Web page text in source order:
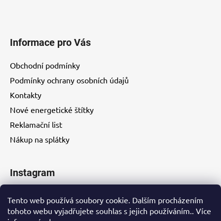
Tento web používá soubory cookie. Dalším procházením
tohoto webu vyjadřujete souhlas s jejich používáním.. Více
Informace pro Vás
Obchodní podmínky
Podmínky ochrany osobních údajů
Kontakty
Nové energetické štítky
Reklamační list
Nákup na splátky
Instagram